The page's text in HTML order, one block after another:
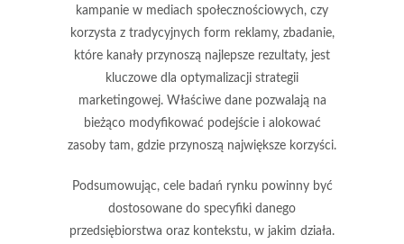
kampanie w mediach społecznościowych, czy
korzysta z tradycyjnych form reklamy, zbadanie,
które kanały przynoszą najlepsze rezultaty, jest
kluczowe dla optymalizacji strategii
marketingowej. Właściwe dane pozwalają na
bieżąco modyfikować podejście i alokować
zasoby tam, gdzie przynoszą największe korzyści.
Podsumowując, cele badań rynku powinny być
dostosowane do specyfiki danego
przedsiębiorstwa oraz kontekstu, w jakim działa.